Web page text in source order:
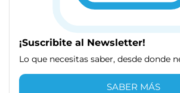
¡Suscribite al Newsletter!
Lo que necesitas saber, desde donde
SABER MÁS